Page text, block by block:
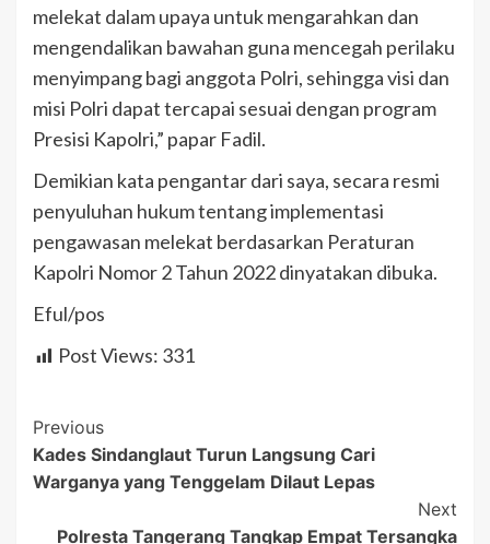
melekat dalam upaya untuk mengarahkan dan
mengendalikan bawahan guna mencegah perilaku
menyimpang bagi anggota Polri, sehingga visi dan
misi Polri dapat tercapai sesuai dengan program
Presisi Kapolri,” papar Fadil.
Demikian kata pengantar dari saya, secara resmi
penyuluhan hukum tentang implementasi
pengawasan melekat berdasarkan Peraturan
Kapolri Nomor 2 Tahun 2022 dinyatakan dibuka.
Eful/pos
Post Views: 331
Post
Navigation
Previous
Kades Sindanglaut Turun Langsung Cari
Warganya yang Tenggelam Dilaut Lepas
Next
Polresta Tangerang Tangkap Empat Tersangka